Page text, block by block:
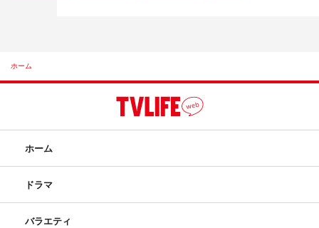
ホーム
ホーム
ドラマ
バラエティ